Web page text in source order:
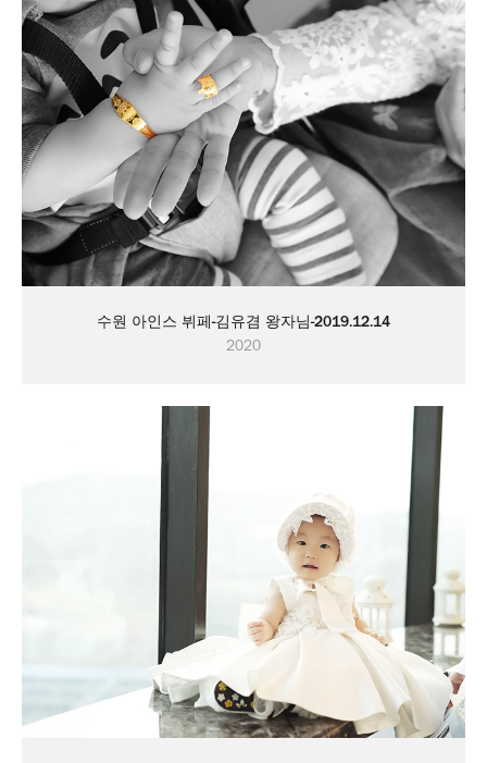
수원 아인스 뷔페-김유겸 왕자님-2019.12.14
2020